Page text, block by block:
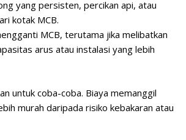
yang persisten, percikan api, atau
kotak MCB.
MCB, terutama jika melibatkan
arus atau instalasi yang lebih
untuk coba-coba. Biaya memanggil
murah daripada risiko kebakaran atau